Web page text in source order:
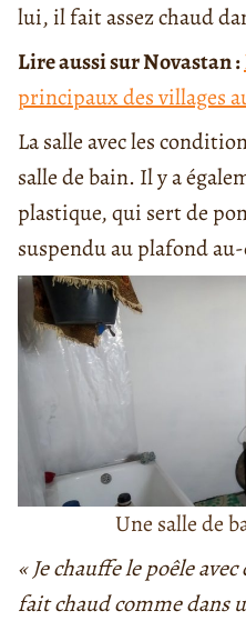
lui, il fait assez chaud
Lire aussi sur Novastan :
principaux des villages
La salle avec les
salle de bain. Il y a
plastique, qui sert de
suspendu au plafond
Une salle de
« Je chauffe le poêle
fait chaud comme dans